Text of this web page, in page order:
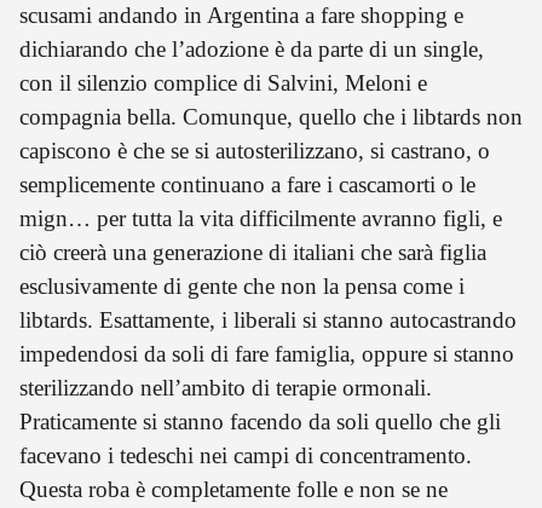
scusami andando in Argentina a fare shopping e
dichiarando che l’adozione è da parte di un single,
con il silenzio complice di Salvini, Meloni e
compagnia bella. Comunque, quello che i libtards non
capiscono è che se si autosterilizzano, si castrano, o
semplicemente continuano a fare i cascamorti o le
mign… per tutta la vita difficilmente avranno figli, e
ciò creerà una generazione di italiani che sarà figlia
esclusivamente di gente che non la pensa come i
libtards. Esattamente, i liberali si stanno autocastrando
impedendosi da soli di fare famiglia, oppure si stanno
sterilizzando nell’ambito di terapie ormonali.
Praticamente si stanno facendo da soli quello che gli
facevano i tedeschi nei campi di concentramento.
Questa roba è completamente folle e non se ne